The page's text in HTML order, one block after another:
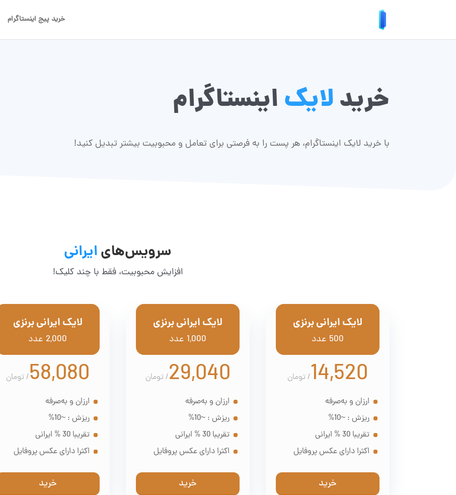
خرید پیج اینستاگرام
خریدلایکاینستاگرام
با خرید لایک اینستاگرام، هر پست را به فرصتی برای تعامل و محبوبیت بیشتر تبدیل کنید!
سرویس‌هایایرانی
افزایش محبوبیت، فقط با چند کلیک!
لایک ایرانی برنزی
2,000 عدد
58,080
/ تومان
ارزان و به‌صرفه
ریزش : ~10%
تقریبا 30 % ایرانی
اکثرا دارای عکس پروفایل
خرید
لایک ایرانی برنزی
1,000 عدد
29,040
/ تومان
ارزان و به‌صرفه
ریزش : ~10%
تقریبا 30 % ایرانی
اکثرا دارای عکس پروفایل
خرید
لایک ایرانی برنزی
500 عدد
14,520
/تومان
ارزان و به‌صرفه
ریزش : ~10%
تقریبا 30 % ایرانی
اکثرا دارای عکس پروفایل
خرید